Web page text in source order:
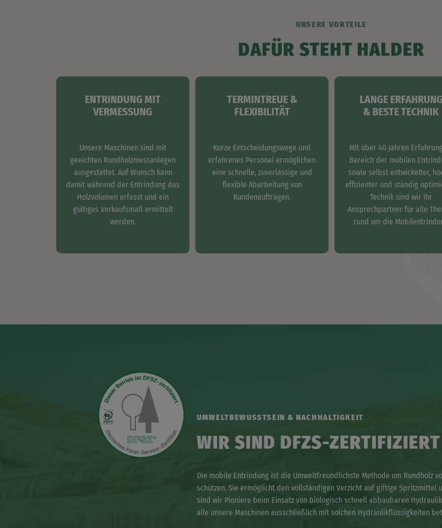
UNSERE VORTEILE
DAFÜR STEHT HALDER
ENTRINDUNG MIT
VERMESSUNG
Unsere Maschinen sind mit
geeichten Rundholzmessanlagen
ausgestattet. Auf Wunsch kann
damit während der Entrindung das
Holzvolumen erfasst und ein
gültiges Verkaufsmaß ermittelt
werden.
TERMINTREUE &
FLEXIBILITÄT
Kurze Entscheidungswege und
erfahrenes Personal ermöglichen
eine schnelle, zuverlässige und
flexible Abarbeitung von
Kundenaufträgen.
LANGE
& BESTE TECHNIK
Mit über 40 Jahren
Bereich der mobilen
sowie selbst entwickelter,
effizienter und ständig
Technik sind wir Ihr
Ansprechpartner für alle
rund um die
UMWELTBEWUSSTSEIN & NACHHALTIGKEIT
WIR SIND DFZS-ZERTIFIZIERT
Die mobile Entrindung ist die Umweltfreundlichste Methode um Rundholz
schützen. Sie ermöglicht den vollständigen Verzicht auf giftige Spritzmittel
sind wir Pioniere beim Einsatz von biologisch schnell abbaubaren
alle unsere Maschinen ausschließlich mit solchen Hydraulikflüssigkeiten